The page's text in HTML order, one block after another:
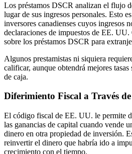
Los préstamos DSCR analizan el flujo
lugar de sus ingresos personales. Esto
inversores canadienses cuyos ingresos
declaraciones de impuestos de EE.
sobre los préstamos DSCR para
Algunos prestamistas ni siquiera
calificar, aunque obtendrá mejores
de caja.
Diferimiento Fiscal a Través
El código fiscal de EE. UU. le permite
las ganancias de capital cuando vende
dinero en otra propiedad de inversión.
reinvertir el dinero que habría ido a
crecimiento con el tiempo.